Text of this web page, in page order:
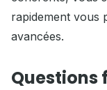
rapidement vous
avancées.
Questions